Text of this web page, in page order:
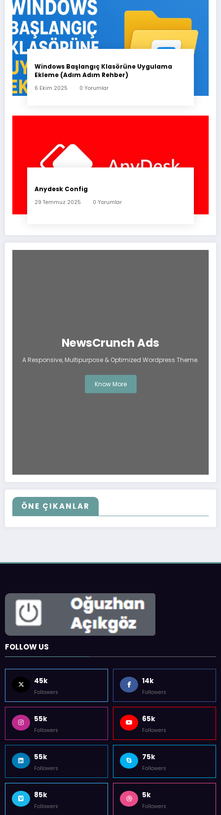
Windows Başlangıç Klasörüne Uygulama
Ekleme (Adım Adım Rehber)
6 Ekim 2025 0 Yorumlar
Anydesk Config
29 Temmuz 2025 0 Yorumlar
NewsCrunch Ads
A Responsive, Multipurpose & Optimized Wordpress Theme.
Know More
ÖNE ÇIKANLAR
FOLLOW US
45k
Followers
14k
Followers
55k
Followers
65k
Followers
55k
Followers
75k
Followers
85k
Followers
5k
Followers